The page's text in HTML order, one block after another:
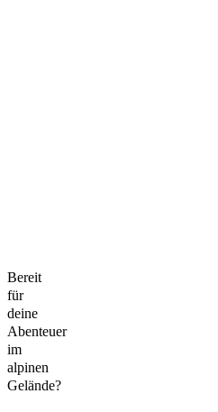
Bereit
für
deine
Abenteuer
im
alpinen
Gelände?